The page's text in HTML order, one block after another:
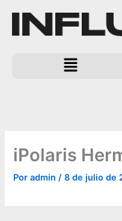
contenido
Menú
iPolaris
Poradmin/8 de julio de